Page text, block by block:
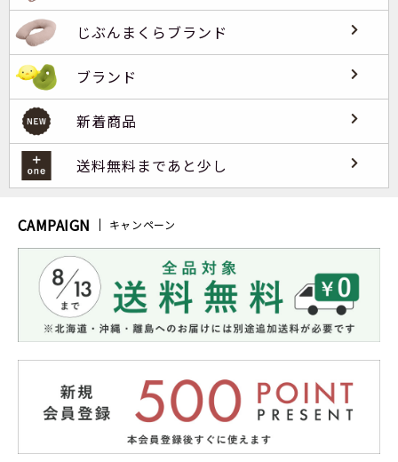
じぶんまくらブランド
ブランド
新着商品
送料無料まであと少し
CAMPAIGN キャンペーン